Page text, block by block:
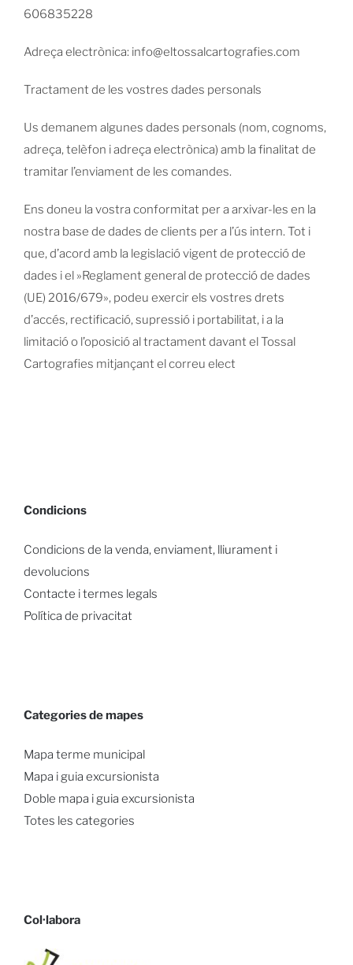
606835228
Adreça electrònica: info@eltossalcartografies.com
Tractament de les vostres dades personals
Us demanem algunes dades personals (nom, cognoms,
adreça, telèfon i adreça electrònica) amb la finalitat de
tramitar l’enviament de les comandes.
Ens doneu la vostra conformitat per a arxivar-les en la
nostra base de dades de clients per a l’ús intern. Tot i
que, d’acord amb la legislació vigent de protecció de
dades i el »Reglament general de protecció de dades
(UE) 2016/679», podeu exercir els vostres drets
d’accés, rectificació, supressió i portabilitat, i a la
limitació o l’oposició al tractament davant el Tossal
Cartografies mitjançant el correu elect
Condicions
Condicions de la venda, enviament, lliurament i
devolucions
Contacte i termes legals
Política de privacitat
Categories de mapes
Mapa terme municipal
Mapa i guia excursionista
Doble mapa i guia excursionista
Totes les categories
Col·labora